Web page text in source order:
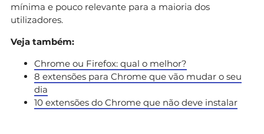
mínima e pouco relevante para a maioria dos
utilizadores.
Veja também:
Chrome ou Firefox: qual o melhor?
8 extensões para Chrome que vão mudar o seu
dia
10 extensões do Chrome que não deve instalar